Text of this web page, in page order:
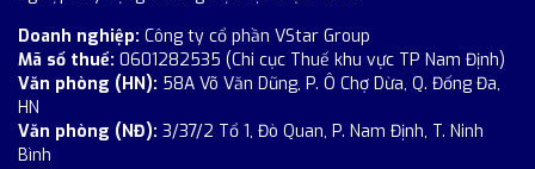
Doanh nghiệp: Công ty cổ phần VStar Group
Mã số thuế: 0601282535 (Chi cục Thuế khu vực TP Nam Định)
Văn phòng (HN): 58A Võ Văn Dũng, P. Ô Chợ Dừa, Q. Đống Đa,
HN
Văn phòng (NĐ): 3/37/2 Tổ 1, Đò Quan, P. Nam Định, T. Ninh
Bình